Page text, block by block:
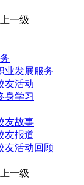
业发展服务
友活动
身学习
友故事
友报道
友活动回顾